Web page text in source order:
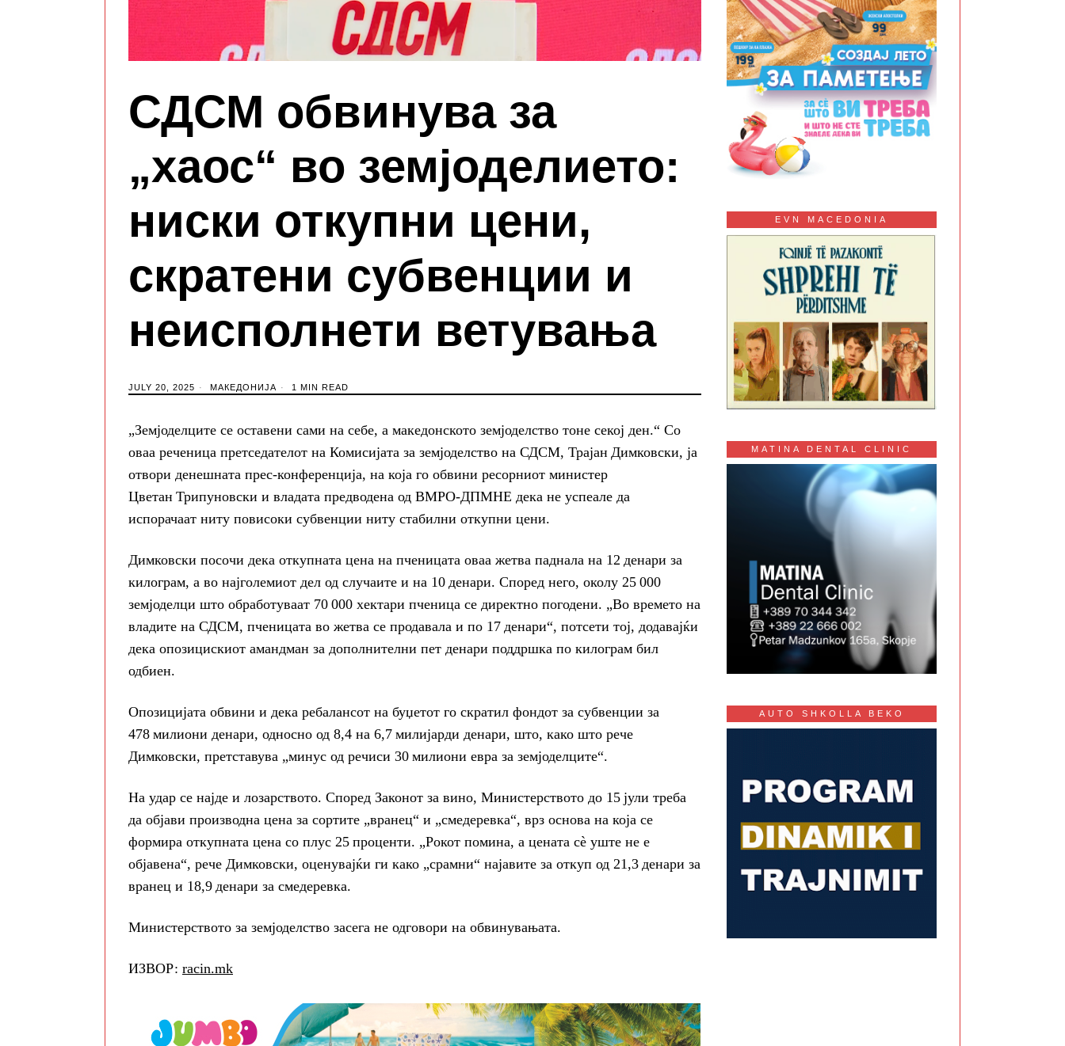
СДСМ обвинува за
„хаос“ во земјоделието:
ниски откупни цени,
скратени субвенции и
неисполнети ветувања
JULY 20, 2025 МАКЕДОНИЈА 1 MIN READ
„Земјоделците се оставени сами на себе, а македонското земјоделство тоне секој ден.“ Со
оваа реченица претседателот на Комисијата за земјоделство на СДСМ, Трајан Димковски, ја
отвори денешната прес‑конференција, на која го обвини ресорниот министер
Цветан Трипуновски и владата предводена од ВМРО‑ДПМНЕ дека не успеале да
испорачаат ниту повисоки субвенции ниту стабилни откупни цени.
Димковски посочи дека откупната цена на пченицата оваа жетва паднала на 12 денари за
килограм, а во најголемиот дел од случаите и на 10 денари. Според него, околу 25 000
земјоделци што обработуваат 70 000 хектари пченица се директно погодени. „Во времето на
владите на СДСМ, пченицата во жетва се продавала и по 17 денари“, потсети тој, додавајќи
дека опозицискиот амандман за дополнителни пет денари поддршка по килограм бил
одбиен.
Опозицијата обвини и дека ребалансот на буџетот го скратил фондот за субвенции за
478 милиони денари, односно од 8,4 на 6,7 милијарди денари, што, како што рече
Димковски, претставува „минус од речиси 30 милиони евра за земјоделците“.
На удар се најде и лозарството. Според Законот за вино, Министерството до 15 јули треба
да објави производна цена за сортите „вранец“ и „смедеревка“, врз основа на која се
формира откупната цена со плус 25 проценти. „Рокот помина, а цената сè уште не е
објавена“, рече Димковски, оценувајќи ги како „срамни“ најавите за откуп од 21,3 денари за
вранец и 18,9 денари за смедеревка.
Министерството за земјоделство засега не одговори на обвинувањата.
ИЗВОР: racin.mk
EVN MACEDONIA
MATINA DENTAL CLINIC
AUTO SHKOLLA BEKO